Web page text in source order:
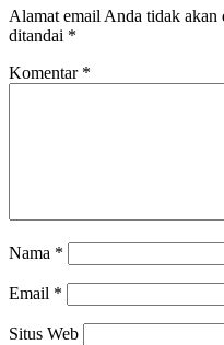
Alamat email Anda tidak akan
ditandai *
Komentar *
Nama *
Email *
Situs Web